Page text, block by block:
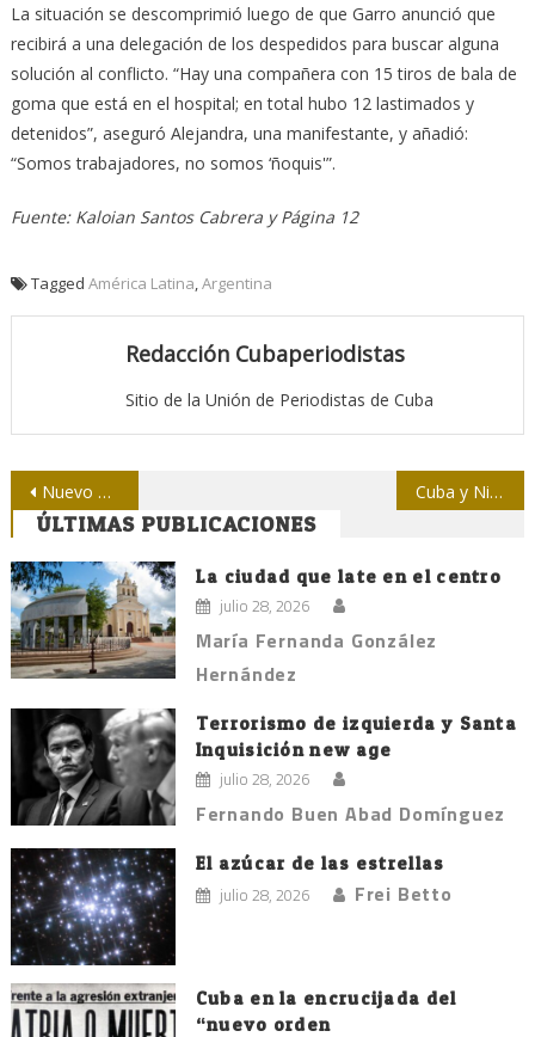
La situación se descomprimió luego de que Garro anunció que
recibirá a una delegación de los despedidos para buscar alguna
solución al conflicto. “Hay una compañera con 15 tiros de bala de
goma que está en el hospital; en total hubo 12 lastimados y
detenidos”, aseguró Alejandra, una manifestante, y añadió:
“Somos trabajadores, no somos ‘ñoquis'”.
Fuente: Kaloian Santos Cabrera y Página 12
Tagged América Latina,Argentina
Redacción Cubaperiodistas
Sitio de la Unión de Periodistas de Cuba
Navegación
de
entradas
Nuevo numero de la revista “Global Rights” dedicado al primer año de nuevas relaciones entre los EE.UU y Cuba Cuba y Nicaragua: juntos en una misma ruta periodística
ÚLTIMAS PUBLICACIONES
La ciudad que late en el centro
julio 28, 2026
María Fernanda González
Hernández
Terrorismo de izquierda y Santa
Inquisición new age
julio 28, 2026
Fernando Buen Abad Domínguez
El azúcar de las estrellas
julio 28, 2026 Frei Betto
Cuba en la encrucijada del
“nuevo orden